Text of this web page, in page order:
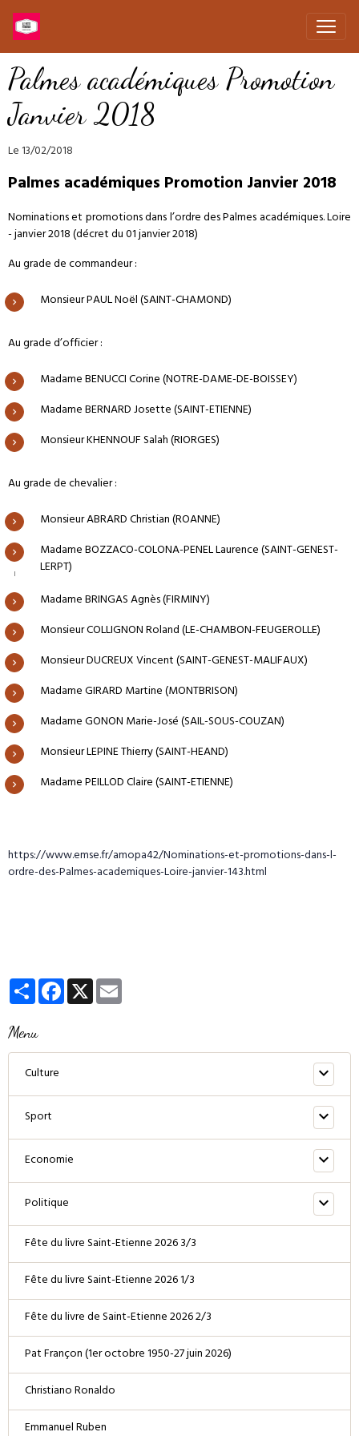
Palmes académiques Promotion
Janvier 2018
Le 13/02/2018
Palmes académiques Promotion Janvier 2018
Nominations et promotions dans l’ordre des Palmes académiques. Loire
- janvier 2018 (décret du 01 janvier 2018)
Au grade de commandeur :
Monsieur PAUL Noël (SAINT-CHAMOND)
Au grade d’officier :
Madame BENUCCI Corine (NOTRE-DAME-DE-BOISSEY)
Madame BERNARD Josette (SAINT-ETIENNE)
Monsieur KHENNOUF Salah (RIORGES)
Au grade de chevalier :
Monsieur ABRARD Christian (ROANNE)
Madame BOZZACO-COLONA-PENEL Laurence (SAINT-GENEST-
LERPT)
Madame BRINGAS Agnès (FIRMINY)
Monsieur COLLIGNON Roland (LE-CHAMBON-FEUGEROLLE)
Monsieur DUCREUX Vincent (SAINT-GENEST-MALIFAUX)
Madame GIRARD Martine (MONTBRISON)
Madame GONON Marie-José (SAIL-SOUS-COUZAN)
Monsieur LEPINE Thierry (SAINT-HEAND)
Madame PEILLOD Claire (SAINT-ETIENNE)
https://www.emse.fr/amopa42/Nominations-et-promotions-dans-l-
ordre-des-Palmes-academiques-Loire-janvier-143.html
PartagerFacebook
X
Menu
Culture
Sport
Economie
Politique
Fête du livre Saint-Etienne 2026 3/3
Fête du livre Saint-Etienne 2026 1/3
Fête du livre de Saint-Etienne 2026 2/3
Pat Françon (1er octobre 1950-27 juin 2026)
Christiano Ronaldo
Emmanuel Ruben